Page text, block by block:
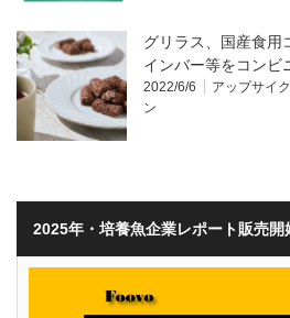
グリラス、国産食用
インバー等をコンビ
2022/6/6 アップサイ
ン
2025年・培養魚企業レポート販売開